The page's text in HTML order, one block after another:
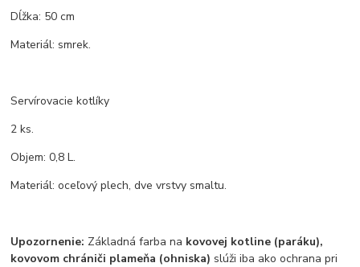
Dĺžka: 50 cm
Materiál: smrek.
Servírovacie kotlíky
2 ks.
Objem: 0,8 L.
Materiál: oceľový plech, dve vrstvy smaltu.
Upozornenie: Základná farba na kovovej kotline (paráku),
kovovom chrániči plameňa (ohniska) slúži iba ako ochrana pri